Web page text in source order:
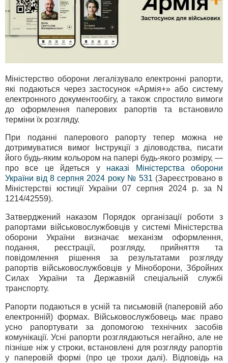
Міністерство оборони легалізувало електронні рапорти,
які подаються через застосунок «Армія+» або систему
електронного документообігу, а також спростило вимоги
до оформлення паперових рапортів та встановило
терміни їх розгляду.
При поданні паперового рапорту тепер можна не
дотримуватися вимог Інструкції з діловодства, писати
його будь-яким кольором на папері будь-якого розміру, —
про все це йдеться у наказі Міністерства оборони
України від 8 серпня 2024 року № 531(Зареєстровано в
Міністерстві юстиції України 07 серпня 2024 р. за N
1214/42559).
Затверджений наказом Порядок організації роботи з
рапортами військовослужбовців у системі Міністерства
оборони України визначає механізм оформлення,
подання, реєстрації, розгляду, прийняття та
повідомлення рішення за результатами розгляду
рапортів військовослужбовців у Міноборони, Збройних
Силах України та Державній спеціальній службі
транспорту.
Рапорти подаються в усній та письмовій (паперовій або
електронній) формах. Військовослужбовець має право
усно рапортувати за допомогою технічних засобів
комунікації. Усні рапорти розглядаються негайно, але не
пізніше ніж у строки, встановлені для розгляду рапортів
у паперовій формі (про це трохи далі). Відповідь на